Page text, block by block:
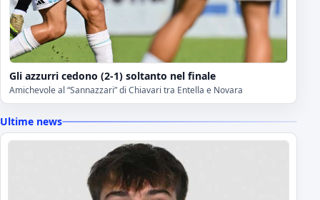
Gli azzurri cedono (2-1) soltanto nel finale
Amichevole al “Sannazzari” di Chiavari tra Entella e Novara
Ultime news